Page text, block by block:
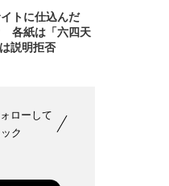
トに仕込んだ
各紙は「六四天
説明拒否
ローして
ク